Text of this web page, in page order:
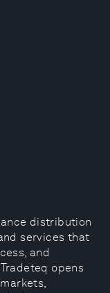
distribution
services that
and
opens